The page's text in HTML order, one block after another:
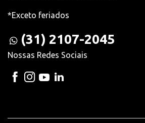
*Exceto feriados
(31) 2107-2045
Nossas Redes Sociais